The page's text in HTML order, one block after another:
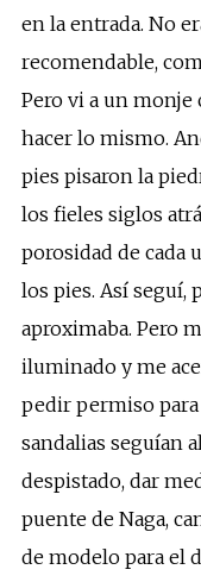
en la entrada. No
recomendable,
Pero vi a un monje
hacer lo mismo.
pies pisaron la
los fieles siglos
porosidad de cada
los pies. Así seguí,
aproximaba. Pero
iluminado y me
pedir permiso
sandalias seguían
despistado, dar
puente de Naga,
de modelo para el